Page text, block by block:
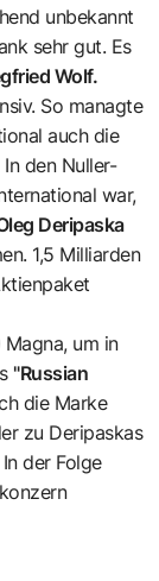
unbekannt
sehr gut. Es
Wolf.
So managte
auch die
den Nuller-
war,
Deripaska
1,5 Milliarden
um in
"Russian
die Marke
zu Deripaskas
der Folge